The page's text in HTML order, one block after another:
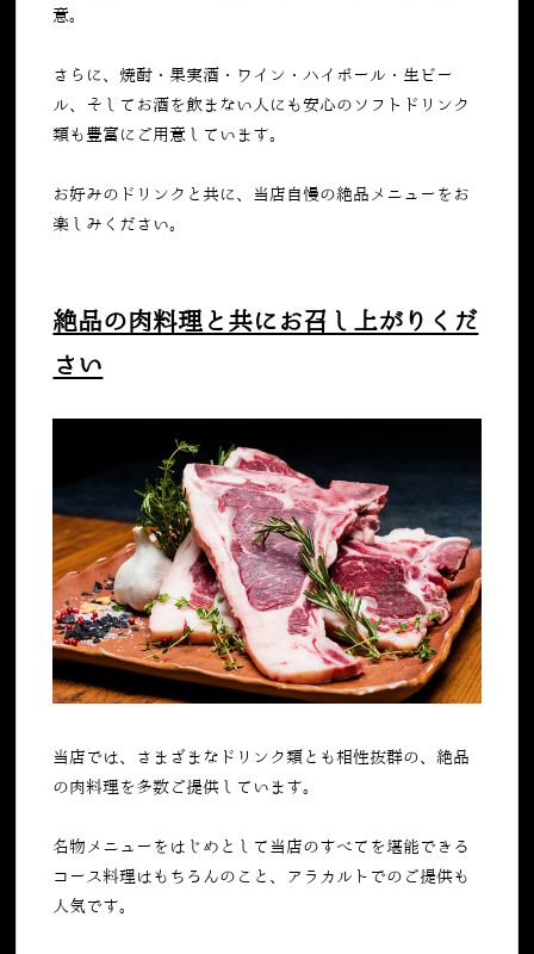
意。
さらに、焼酎・果実酒・ワイン・ハイボール・生ビー
ル、そしてお酒を飲まない人にも安心のソフトドリンク
類も豊富にご用意しています。
お好みのドリンクと共に、当店自慢の絶品メニューをお
楽しみください。
絶品の肉料理と共にお召し上がりくだ
さい
当店では、さまざまなドリンク類とも相性抜群の、絶品
の肉料理を多数ご提供しています。
名物メニューをはじめとして当店のすべてを堪能できる
コース料理はもちろんのこと、アラカルトでのご提供も
人気です。